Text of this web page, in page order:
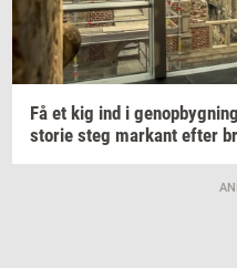
Få et kig ind i
sto­rie steg mar­kant efter